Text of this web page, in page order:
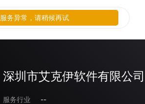
深圳市艾克伊软件有限公司
服务行业
--
服务异常，请稍候再试